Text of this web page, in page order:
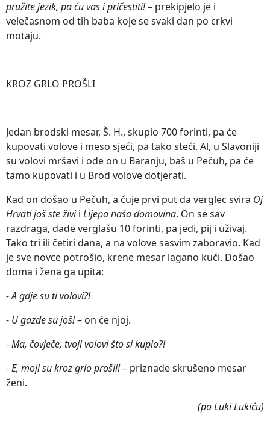
pružite jezik, pa ću vas i pričestiti! – prekipjelo je i
velečasnom od tih baba koje se svaki dan po crkvi
motaju.
KROZ GRLO PROŠLI
Jedan brodski mesar, Š. H., skupio 700 forinti, pa će
kupovati volove i meso sjeći, pa tako steći. Al, u Slavoniji
su volovi mršavi i ode on u Baranju, baš u Pečuh, pa će
tamo kupovati i u Brod volove dotjerati.
Kad on došao u Pečuh, a čuje prvi put da verglec svira Oj
Hrvati još ste živii Lijepa naša domovina. On se sav
razdraga, dade verglašu 10 forinti, pa jedi, pij i uživaj.
Tako tri ili četiri dana, a na volove sasvim zaboravio. Kad
je sve novce potrošio, krene mesar lagano kući. Došao
doma i žena ga upita:
- A gdje su ti volovi?!
- U gazde su još!– on će njoj.
-Ma, čovječe, tvoji volovi što si kupio?!
-E, moji su kroz grlo prošli!– priznade skrušeno mesar
ženi.
(po Luki Lukiću)